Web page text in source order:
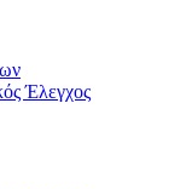
Έλεγχος